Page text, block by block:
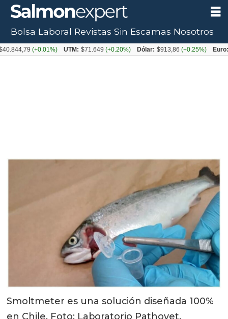
Smoltmeter es una solución diseñada 100%
en Chile. Foto: Laboratorio Pathovet.
Bolsa Laboral Revistas Sin Escamas Nosotros
(+0.01%) UTM: $71.649(+0.20%) Dólar: $913,86(+0.25%) Euro: